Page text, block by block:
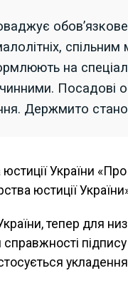
обов’язкове
на
чинними.
Держмито
юстиції України
юстиції
тепер для
підпису